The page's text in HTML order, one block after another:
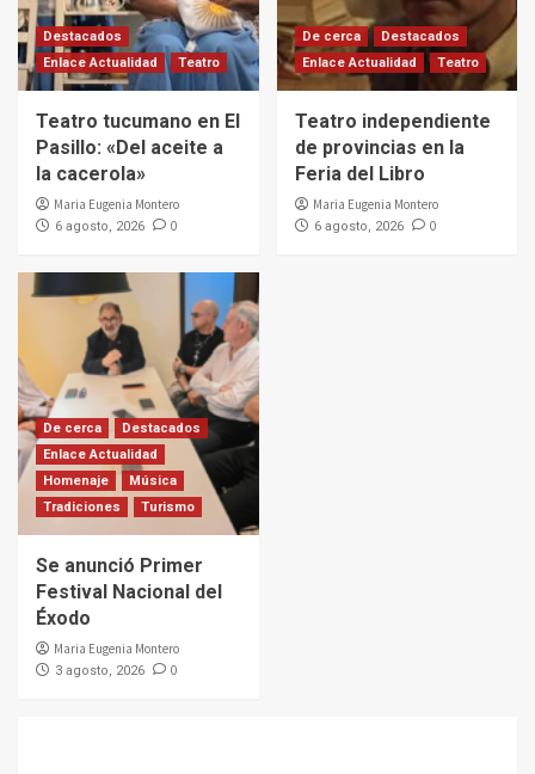
Destacados
Enlace Actualidad
Teatro
Teatro tucumano en El
Pasillo: «Del aceite a
la cacerola»
Maria Eugenia Montero
6 agosto, 2026 0
De cerca
Destacados
Enlace Actualidad
Teatro
Teatro independiente
de provincias en la
Feria del Libro
Maria Eugenia Montero
6 agosto, 2026 0
De cerca
Destacados
Enlace Actualidad
Homenaje
Música
Tradiciones
Turismo
Se anunció Primer
Festival Nacional del
Éxodo
Maria Eugenia Montero
3 agosto, 2026 0